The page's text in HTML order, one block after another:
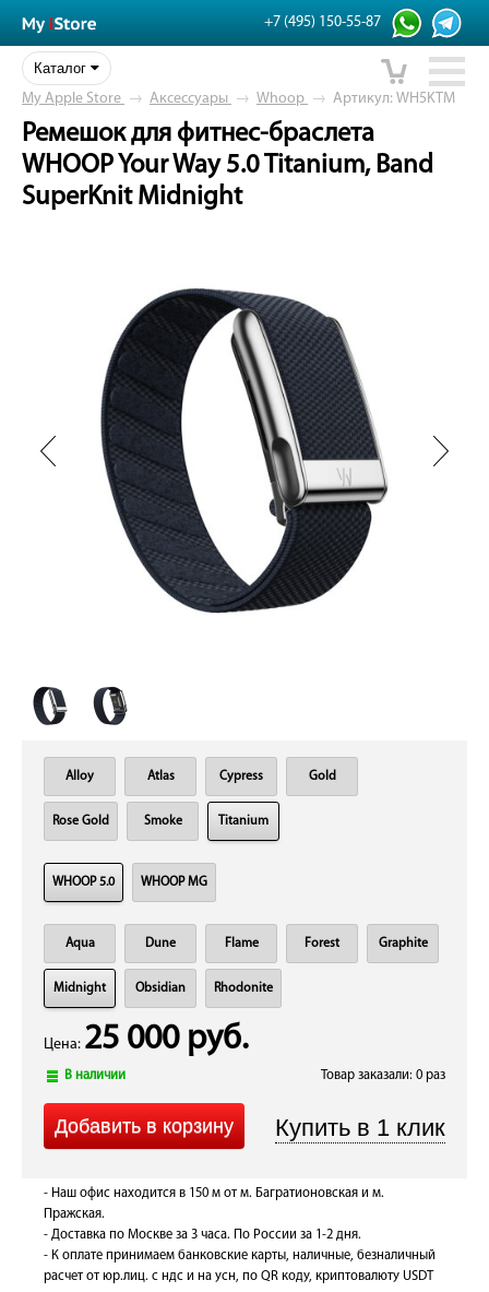
+7 (495) 150-55-87
Каталог
My Apple Store → Аксессуары → Whoop → Артикул: WH5KTM
Ремешок для фитнес-браслета
WHOOP Your Way 5.0 Titanium, Band
SuperKnit Midnight
Alloy Atlas Cypress Gold
Rose Gold Smoke Titanium
WHOOP 5.0 WHOOP MG
Aqua Dune Flame Forest Graphite
Midnight Obsidian Rhodonite
Цена: 25 000 руб.
В наличии Товар заказали: 0 раз
- Наш офис находится в 150 м от м. Багратионовская и м.
Пражская.
- Доставка по Москве за 3 часа. По России за 1-2 дня.
- К оплате принимаем банковские карты, наличные, безналичный
расчет от юр.лиц. с ндс и на усн, по QR коду, криптовалюту USDT